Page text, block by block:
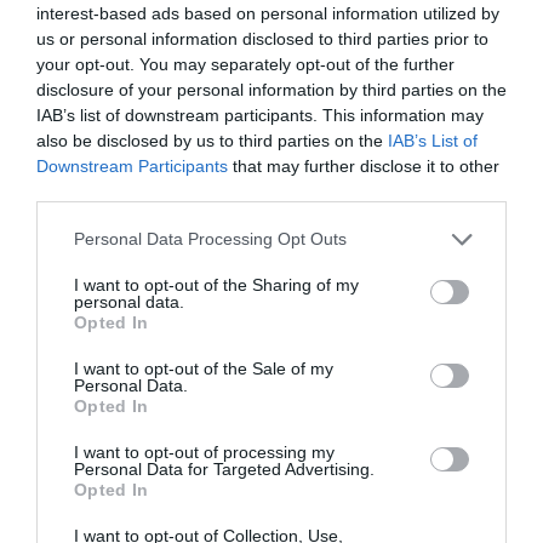
interest-based ads based on personal information utilized by
us or personal information disclosed to third parties prior to
your opt-out. You may separately opt-out of the further
disclosure of your personal information by third parties on the
IAB’s list of downstream participants. This information may
also be disclosed by us to third parties on the IAB’s List of
Downstream Participants that may further disclose it to other
Personal Data Processing Opt Outs
I want to opt-out of the Sharing of my
personal data.
Opted In
I want to opt-out of the Sale of my
Personal Data.
Opted In
I want to opt-out of processing my
Personal Data for Targeted Advertising.
Opted In
I want to opt-out of Collection, Use,
Prendre la sortie63pourQC-138 Oen
direction dePont Honoré Mercier
0,8 km
Continuer surQC-138 O 3,5 km
Prendre la bretelle d’accès à gauche
Autoroute 30
Autoroute
15 /La Prairie
Tourner à droitesurAutoroute 730 S
Chāteauguay)
3,1 km
Prendre la sortie
Sorel-Tracy /Québec
Prendre la sortie
Garderla droiteà l'embranchement,
puis suivre les panneaux vers
40,4
Itinéraire Saint-Sauveur,
QC J0R, Canada à
Beach, Floride, États-
Unis
2 638 km, estimation du
temps 23 heures 40
minutes
Planderoute en